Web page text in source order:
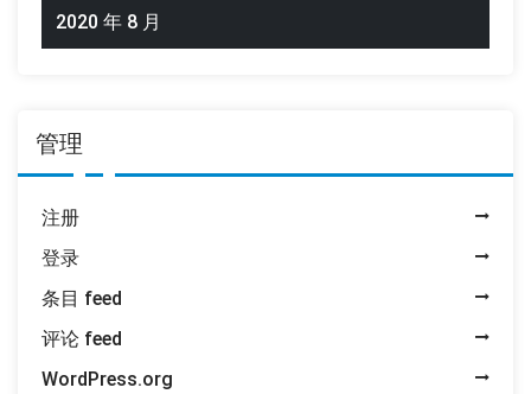
2020 年 8 月
管理
注册
登录
条目 feed
评论 feed
WordPress.org